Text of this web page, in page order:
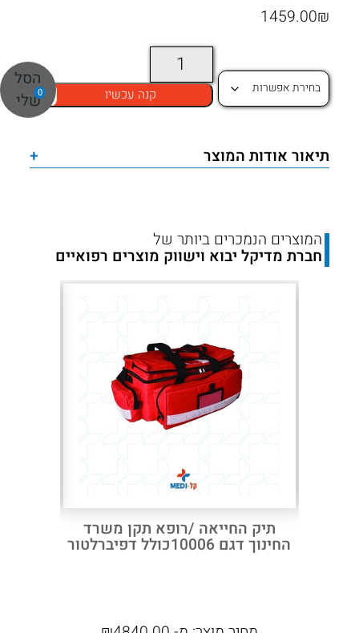
0
הסל
שלי
₪
1459.00
כמות
של
תיק
משופר
לאולמות
כדורגל
דגם
10002
קנה עכשיו
תיאור אודות המוצר +
המוצרים הנמכרים ביותר של
חברת מדיקל יבוא וישווק מוצרים רפואיים
תיק החייאה /רופא תקן משרד
החינוך דגם 10006כולל דפיברלטור